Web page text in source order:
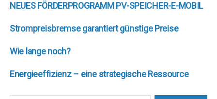
NEUES FÖRDERPROGRAMM PV-SPEICHER-E-MOBIL
Strompreisbremse garantiert günstige Preise
Wie lange noch?
Energieeffizienz – eine strategische Ressource